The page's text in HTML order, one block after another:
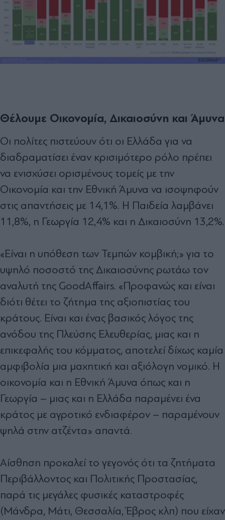
Θέλουμε Οικονομία, Δικαιοσύνη και Άμυνα
Οι πολίτες πιστεύουν ότι οι Ελλάδα για να
διαδραματίσει έναν κρισιμότερο ρόλο πρέπει
να ενισχύσει ορισμένους τομείς με την
Οικονομία και την Εθνική Άμυνα να ισοψηφούν
στις απαντήσεις με 14,1%. Η Παιδεία λαμβάνει
11,8%, η Γεωργία 12,4% και η Δικαιοσύνη 13,2%.
«Είναι η υπόθεση των Τεμπών κομβική;» για το
υψηλό ποσοστό της Δικαιοσύνης ρωτάω τον
αναλυτή της GoodAffairs. «Προφανώς και είναι
διότι θέτει το ζήτημα της αξιοπιστίας του
κράτους. Είναι και ένας βασικός λόγος της
ανόδου της Πλεύσης Ελευθερίας, μιας και η
επικεφαλής του κόμματος, αποτελεί δίχως καμία
αμφιβολία μια μαχητική και αξιόλογη νομικό. Η
οικονομία και η Εθνική Άμυνα όπως και η
Γεωργία – μιας και η Ελλάδα παραμένει ένα
κράτος με αγροτικό ενδιαφέρον – παραμένουν
ψηλά στην ατζέντα» απαντά.
Αίσθηση προκαλεί το γεγονός ότι τα ζητήματα
Περιβάλλοντος και Πολιτικής Προστασίας,
παρά τις μεγάλες φυσικές καταστροφές
(Μάνδρα, Μάτι, Θεσσαλία, Έβρος κλπ) που είχαν